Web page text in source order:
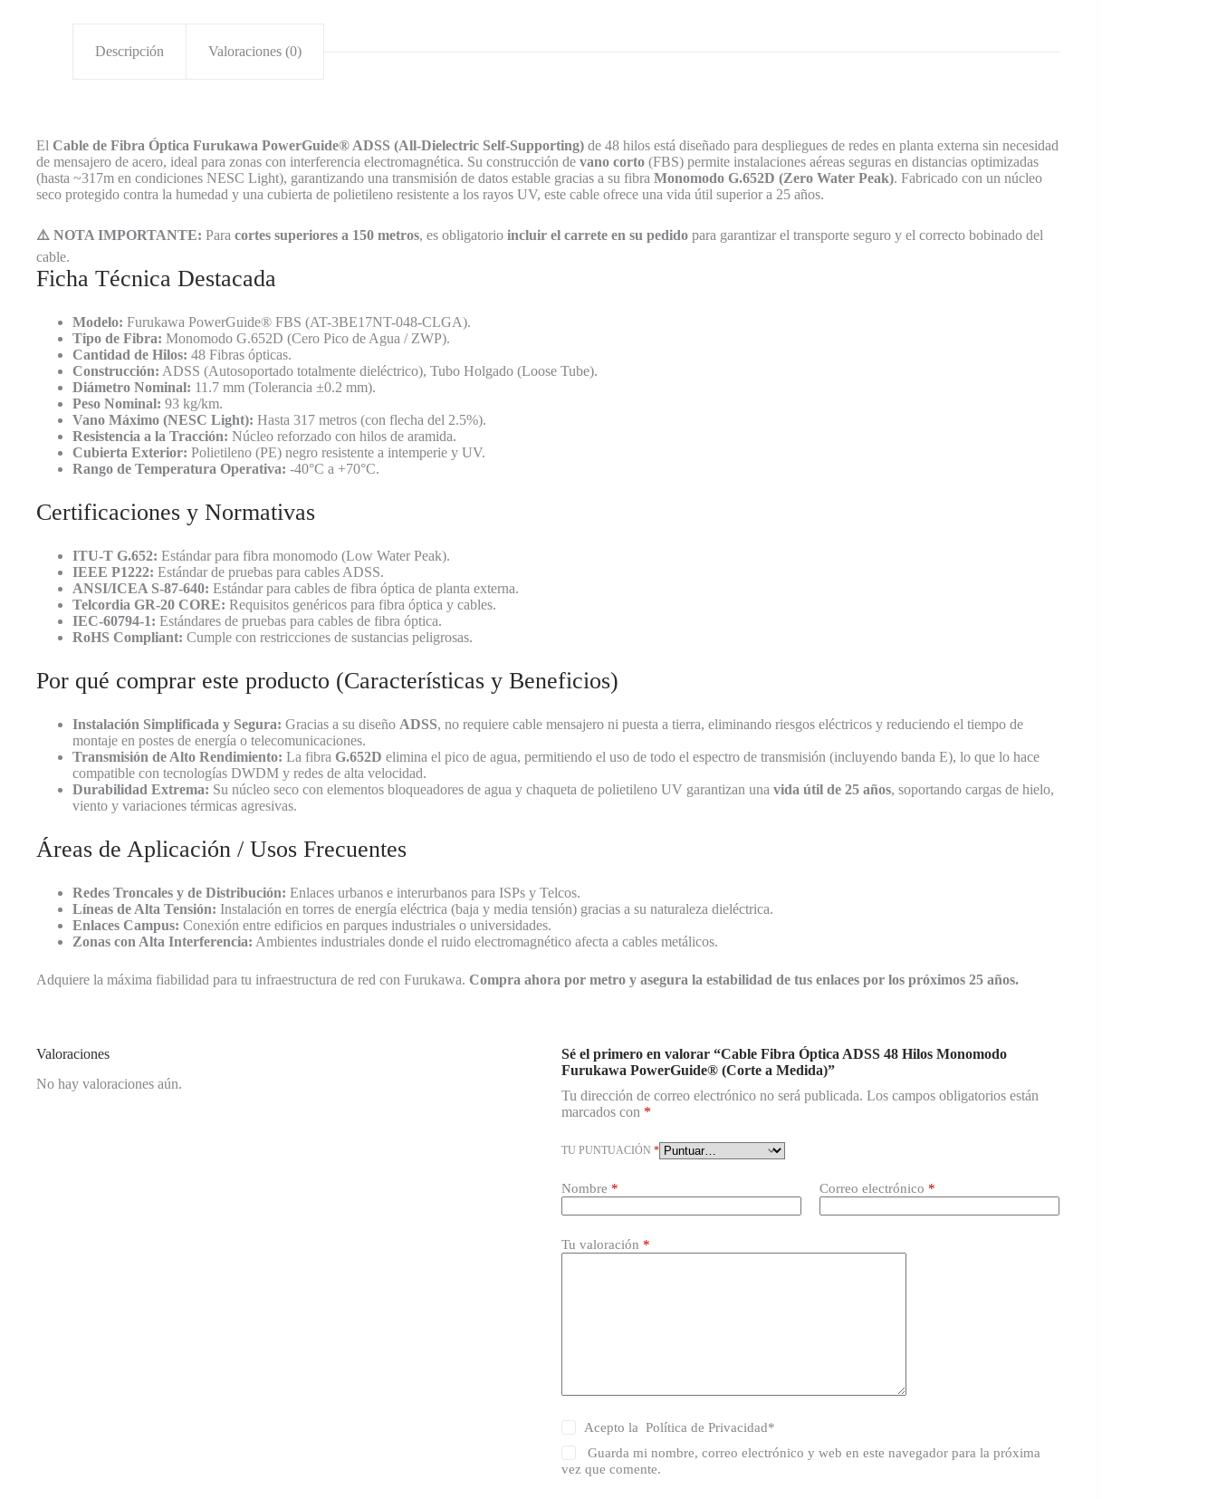
Descripción Valoraciones (0)
El Cable de Fibra Óptica Furukawa PowerGuide® ADSS (All-Dielectric Self-Supporting) de 48 hilos está diseñado para despliegues de redes en planta externa sin necesidad
de mensajero de acero, ideal para zonas con interferencia electromagnética. Su construcción de vano corto (FBS) permite instalaciones aéreas seguras en distancias optimizadas
(hasta ~317m en condiciones NESC Light), garantizando una transmisión de datos estable gracias a su fibra Monomodo G.652D (Zero Water Peak). Fabricado con un núcleo
seco protegido contra la humedad y una cubierta de polietileno resistente a los rayos UV, este cable ofrece una vida útil superior a 25 años.
⚠️ NOTA IMPORTANTE: Para cortes superiores a 150 metros, es obligatorio incluir el carrete en su pedido para garantizar el transporte seguro y el correcto bobinado del
cable.
Ficha Técnica Destacada
Modelo: Furukawa PowerGuide® FBS (AT-3BE17NT-048-CLGA).
Tipo de Fibra: Monomodo G.652D (Cero Pico de Agua / ZWP).
Cantidad de Hilos: 48 Fibras ópticas.
Construcción: ADSS (Autosoportado totalmente dieléctrico), Tubo Holgado (Loose Tube).
Diámetro Nominal: 11.7 mm (Tolerancia ±0.2 mm).
Peso Nominal: 93 kg/km.
Vano Máximo (NESC Light): Hasta 317 metros (con flecha del 2.5%).
Resistencia a la Tracción: Núcleo reforzado con hilos de aramida.
Cubierta Exterior: Polietileno (PE) negro resistente a intemperie y UV.
Rango de Temperatura Operativa: -40°C a +70°C.
Certificaciones y Normativas
ITU-T G.652: Estándar para fibra monomodo (Low Water Peak).
IEEE P1222: Estándar de pruebas para cables ADSS.
ANSI/ICEA S-87-640: Estándar para cables de fibra óptica de planta externa.
Telcordia GR-20 CORE: Requisitos genéricos para fibra óptica y cables.
IEC-60794-1: Estándares de pruebas para cables de fibra óptica.
RoHS Compliant: Cumple con restricciones de sustancias peligrosas.
Por qué comprar este producto (Características y Beneficios)
Instalación Simplificada y Segura: Gracias a su diseño ADSS, no requiere cable mensajero ni puesta a tierra, eliminando riesgos eléctricos y reduciendo el tiempo de
montaje en postes de energía o telecomunicaciones.
Transmisión de Alto Rendimiento: La fibra G.652D elimina el pico de agua, permitiendo el uso de todo el espectro de transmisión (incluyendo banda E), lo que lo hace
compatible con tecnologías DWDM y redes de alta velocidad.
Durabilidad Extrema: Su núcleo seco con elementos bloqueadores de agua y chaqueta de polietileno UV garantizan una vida útil de 25 años, soportando cargas de hielo,
viento y variaciones térmicas agresivas.
Áreas de Aplicación / Usos Frecuentes
Redes Troncales y de Distribución: Enlaces urbanos e interurbanos para ISPs y Telcos.
Líneas de Alta Tensión: Instalación en torres de energía eléctrica (baja y media tensión) gracias a su naturaleza dieléctrica.
Enlaces Campus: Conexión entre edificios en parques industriales o universidades.
Zonas con Alta Interferencia: Ambientes industriales donde el ruido electromagnético afecta a cables metálicos.
Adquiere la máxima fiabilidad para tu infraestructura de red con Furukawa. Compra ahora por metro y asegura la estabilidad de tus enlaces por los próximos 25 años.
Valoraciones
No hay valoraciones aún.
Sé el primero en valorar “Cable Fibra Óptica ADSS 48 Hilos Monomodo
Furukawa PowerGuide® (Corte a Medida)”
Tu dirección de correo electrónico no será publicada. Los campos obligatorios están
marcados con *
TU PUNTUACIÓN *
Nombre * Correo electrónico *
Tu valoración *
Acepto la Política de Privacidad*
Guarda mi nombre, correo electrónico y web en este navegador para la próxima
vez que comente.